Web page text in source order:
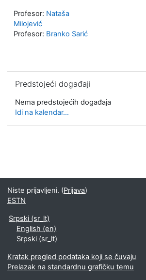
Profesor: Nataša
Milojević
Profesor: Branko Sarić
Predstojeći događaji
Nema predstojećih događaja
Idi na kalendar...
Niste prijavljeni. (Prijava)
ESTN
Srpski ‎(sr_lt)‎
English ‎(en)‎
Srpski ‎(sr_lt)‎
Kratak pregled podataka koji se čuvaju
Prelazak na standardnu grafičku temu